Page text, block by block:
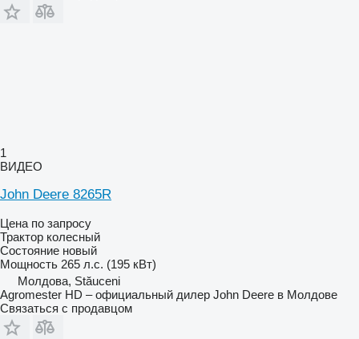
1
ВИДЕО
John Deere 8265R
Цена по запросу
Трактор колесный
Состояние новый
Мощность 265 л.с. (195 кВт)
Молдова, Stăuceni
Agromester HD – официальный дилер John Deere в Молдове
Связаться с продавцом